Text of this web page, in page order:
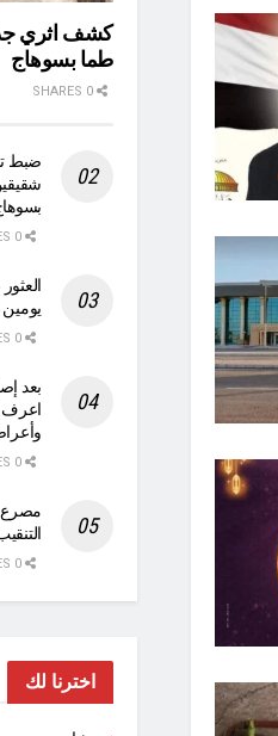
كشف اثري
طما بسوهاج
ضبط
اعرف
مصرع
اخترنا لك